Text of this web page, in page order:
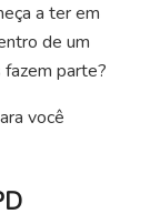
a ter em
de um
parte?
você